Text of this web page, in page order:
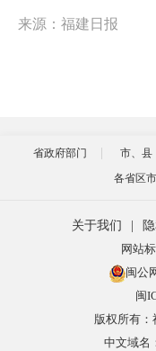
来源：福建日报
省政府部门 市、县
各省区市
关于我们
网站
闽公
闽
版权所有
中文域名